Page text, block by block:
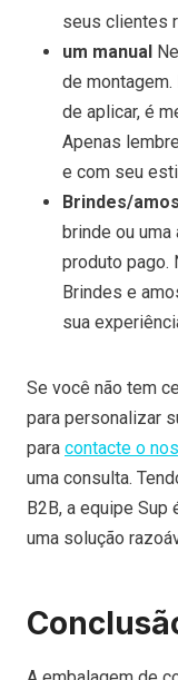
seus clientes
um manual
de
de aplicar, é
Apenas
e com seu
Brindes/
brinde ou
produto pago.
Brindes e
sua
Se você não tem
para personalizar
para contacte o
uma consulta.
B2B, a equipe
uma solução